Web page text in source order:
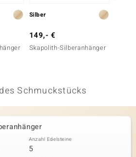
Silber
149,- €
Skapolith-Silberanhänger
Schmuckstücks
Anzahl Edelsteine
5